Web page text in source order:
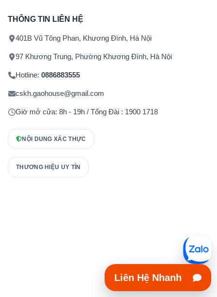
THÔNG TIN LIÊN HỆ
401B Vũ Tông Phan, Khương Đình, Hà Nội
97 Khương Trung, Phường Khương Đình, Hà Nội
Hotline: 0886883555
cskh.gaohouse@gmail.com
Giờ mở cửa: 8h - 19h / Tổng Đài : 1900 1718
NỘI DUNG XÁC THỰC
THƯƠNG HIỆU UY TÍN
Liên Hệ Nhanh